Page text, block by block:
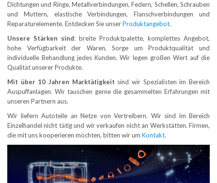
Dichtungen und Ringe, Metallverbindungen, Federn, Schellen, Schrauben
und Muttern, elastische Verbindungen, Flanschverbindungen und
Reparaturelemente. Entdecken Sie unserProduktangebot.
Unsere Stärken sind: breite Produktpalette, komplettes Angebot,
hohe Verfügbarkeit der Waren, Sorge um Produktqualität und
individuelle Behandlung jedes Kunden. Wir legen großen Wert auf die
Qualität unserer Produkte.
Mit über 10 Jahren Marktätigkeit sind wir Spezialisten im Bereich
Auspuffanlagen. Wir tauschen gerne die gesammelten Erfahrungen mit
unseren Partnern aus.
Wir liefern Autoteile an Netze von Vertreibern. Wir sind im Bereich
Einzelhandel nicht tätig und wir verkaufen nicht an Werkstätten. Firmen,
die mit uns kooperieren möchten, bitten wir um Kontakt.